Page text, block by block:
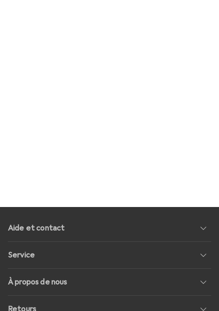
Aide et contact
Service
À propos de nous
Retours